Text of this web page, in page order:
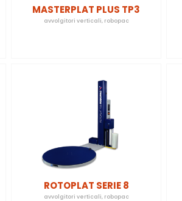
MASTERPLAT PLUS TP3
avvolgitori verticali, robopac
ROTOPLAT SERIE 8
avvolgitori verticali, robopac